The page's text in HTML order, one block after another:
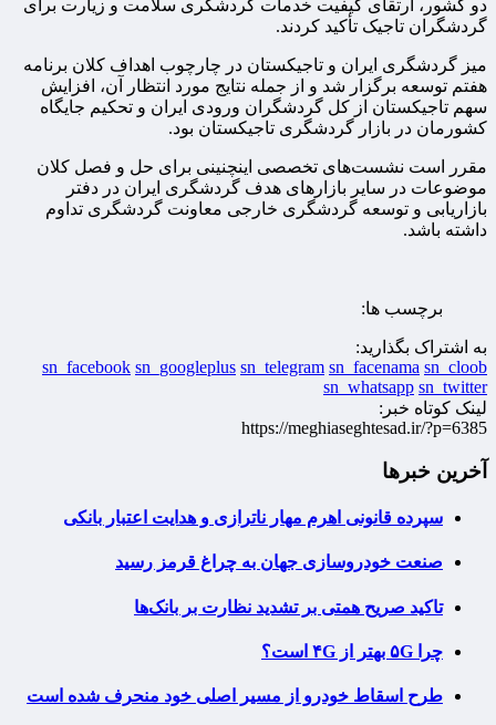
دو کشور، ارتقای کیفیت خدمات گردشگری سلامت و زیارت برای
گردشگران تاجیک تأکید کردند.
میز گردشگری ایران و تاجیکستان در چارچوب اهداف کلان برنامه
هفتم توسعه برگزار شد و از جمله نتایج مورد انتظار آن، افزایش
سهم تاجیکستان از کل گردشگران ورودی ایران و تحکیم جایگاه
کشورمان در بازار گردشگری تاجیکستان بود.
مقرر است نشست‌های تخصصی اینچنینی برای حل و فصل کلان
موضوعات در سایر بازارهای هدف گردشگری ایران در دفتر
بازاریابی و توسعه گردشگری خارجی معاونت گردشگری تداوم
داشته باشد.
برچسب ها:
به اشتراک بگذارید:
sn_facebook sn_googleplus sn_telegram sn_facenama sn_cloob
sn_whatsapp sn_twitter
لینک کوتاه خبر:
https://meghiaseghtesad.ir/?p=6385
آخرین خبرها
سپرده قانونی اهرم مهار ناترازی و هدایت اعتبار بانکی
صنعت خودروسازی جهان به چراغ قرمز رسید
تاکید صریح همتی بر تشدید نظارت بر بانک‌ها
چرا ۵G بهتر از ۴G است؟
طرح اسقاط خودرو از مسیر اصلی خود منحرف شده است